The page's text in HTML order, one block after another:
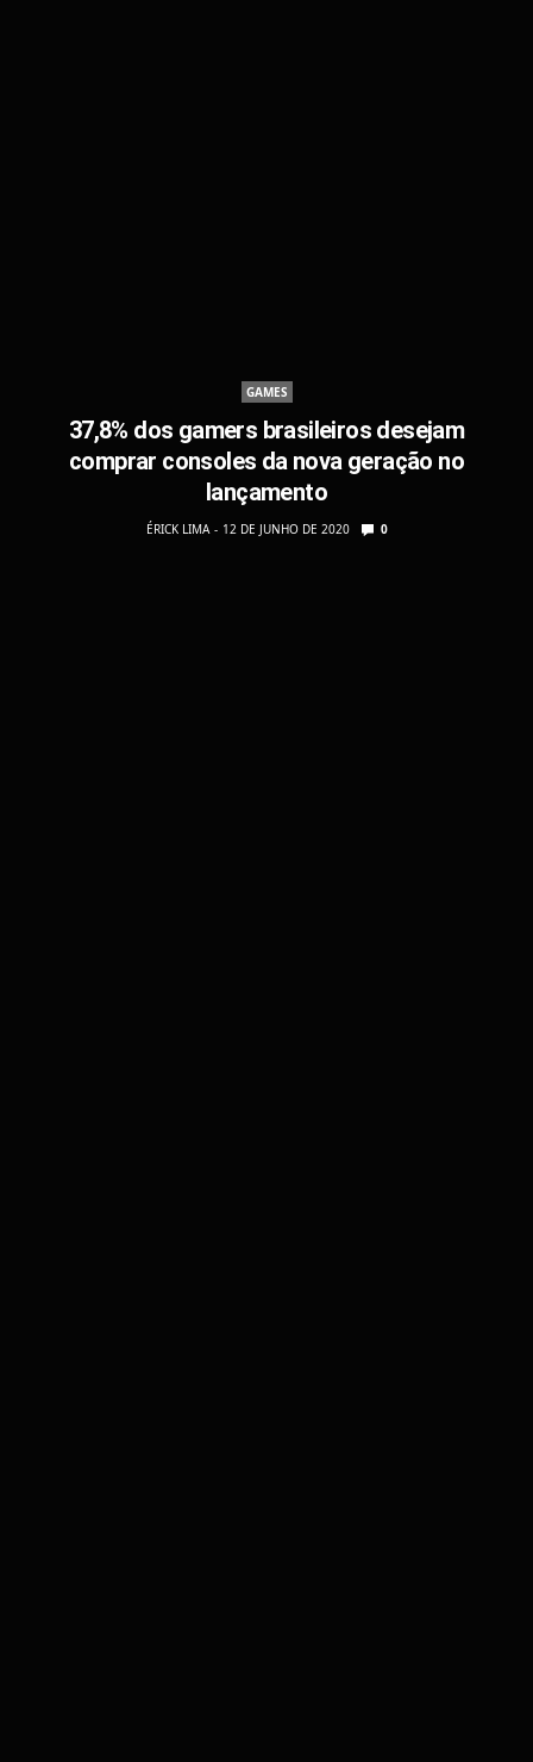
GAMES
37,8% dos gamers brasileiros desejam
comprar consoles da nova geração no
lançamento
ÉRICK LIMA 12 DE JUNHO DE 2020 0